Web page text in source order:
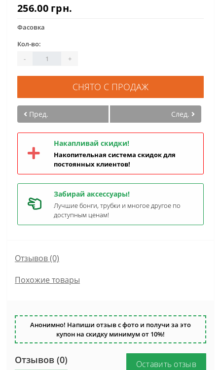
256.00 грн.
Фасовка
Кол-во:
-
+
СНЯТО С ПРОДАЖ
Пред. След.
Накапливай скидки!
Накопительная система скидок для
постоянных клиентов!
Забирай аксессуары!
Лучшие бонги, трубки и многое другое по
доступным ценам!
Отзывов (0)
Похожие товары
Анонимно! Напиши отзыв с фото и получи за это
купон на скидку минимум от 10%!
Отзывов (0) Оставить отзыв